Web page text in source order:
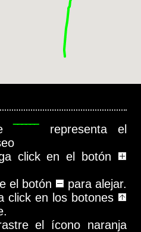
‾‾‾‾‾‾representa el
click en el botón
el botón
para alejar.
click en los botones
el ícono naranja